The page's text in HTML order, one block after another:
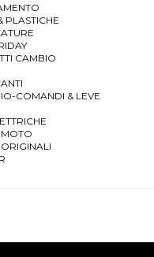
PLASTICHE
CAMBIO
COMANDI & LEVE